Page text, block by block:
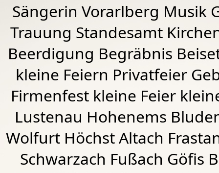
Sängerin Vorarlberg Musik
Trauung Standesamt
Beerdigung Begräbnis
kleine Feiern Privatfeier
Firmenfest kleine Feier
Lustenau Hohenems
Wolfurt HöchstAltach
Schwarzach Fußach Göfis